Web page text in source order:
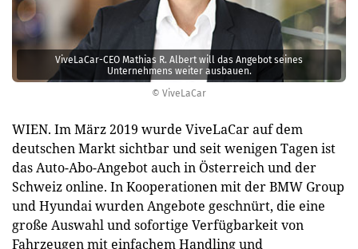
© ViveLaCar
ViveLaCar-CEO Mathias R. Albert will das Angebot seines
Unternehmens weiter ausbauen.
WIEN. Im März 2019 wurde ViveLaCar auf dem
deutschen Markt sichtbar und seit wenigen Tagen ist
das Auto-Abo-Angebot auch in Österreich und der
Schweiz online. In Kooperationen mit der BMW Group
und Hyundai wurden Angebote geschnürt, die eine
große Auswahl und sofortige Verfügbarkeit von
Fahrzeugen mit einfachem Handling und